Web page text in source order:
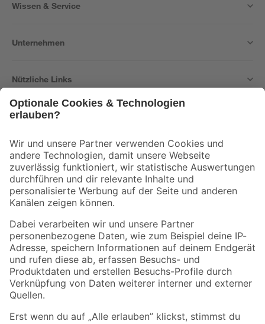
Wissen & Service
Unternehmen
Nützliche Links
Der toom Newsletter: Keine Angebote und Aktionen mehr verpassen!
Zur Newsletter Anmeldung
Folge uns
Zahlungsarten Versandarten
Sicher einkaufen